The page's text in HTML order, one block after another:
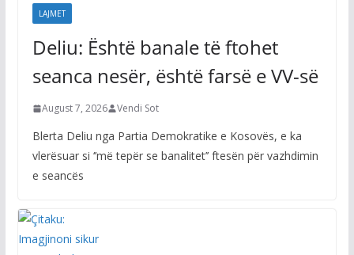
LAJMET
Deliu: Është banale të ftohet
seanca nesër, është farsë e VV-së
August 7, 2026 Vendi Sot
Blerta Deliu nga Partia Demokratike e Kosovës, e ka
vlerësuar si ‘’më tepër se banalitet’’ ftesën për vazhdimin
e seancës